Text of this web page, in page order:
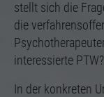
stellt sich die
die
interessierte PTW?
In der konkreten